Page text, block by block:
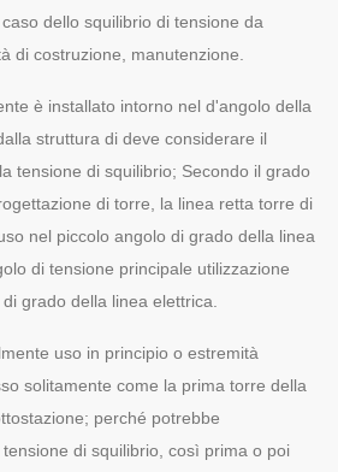
dello squilibrio di tensione da
di costruzione, manutenzione.
è installato intorno nel d'angolo della
struttura di deve considerare il
tensione di squilibrio; Secondo il grado
di torre, la linea retta torre di
nel piccolo angolo di grado della linea
di tensione principale utilizzazione
grado della linea elettrica.
uso in principio o estremità
solitamente come la prima torre della
perché potrebbe
di squilibrio, così prima o poi